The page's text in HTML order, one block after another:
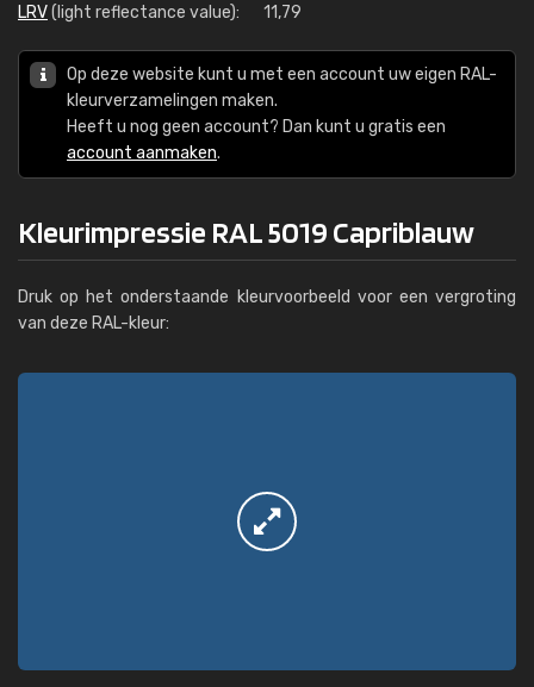
LRV(light reflectance value): 11,79
Op deze website kunt u met een account uw eigen RAL-
kleurverzamelingen maken.
Heeft u nog geen account? Dan kunt u gratis een
account aanmaken.
Kleurimpressie RAL 5019 Capriblauw
Druk op het onderstaande kleurvoorbeeld voor een vergroting
van deze RAL-kleur: